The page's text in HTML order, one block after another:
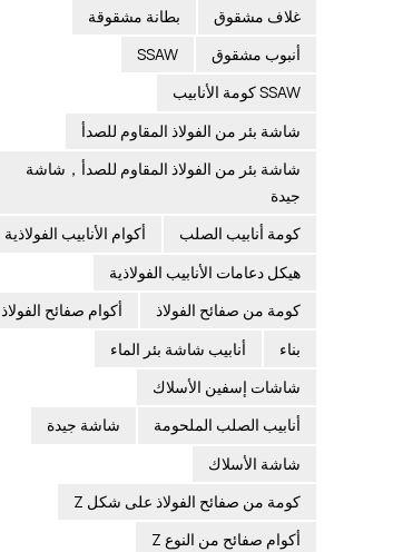
غلاف مشقوق
بطانة مشقوقة
أنبوب مشقوق
SSAW
SSAW كومة الأنابيب
شاشة بئر من الفولاذ المقاوم للصدأ
شاشة بئر من الفولاذ المقاوم للصدأ，شاشة
جيدة
كومة أنابيب الصلب
أكوام الأنابيب الفولاذية
هيكل دعامات الأنابيب الفولاذية
كومة من صفائح الفولاذ
أكوام صفائح الفولاذ
بناء
أنابيب شاشة بئر الماء
شاشات إسفين الأسلاك
أنابيب الصلب الملحومة
شاشة جيدة
شاشة الأسلاك
كومة من صفائح الفولاذ على شكل Z
أكوام صفائح من النوع Z